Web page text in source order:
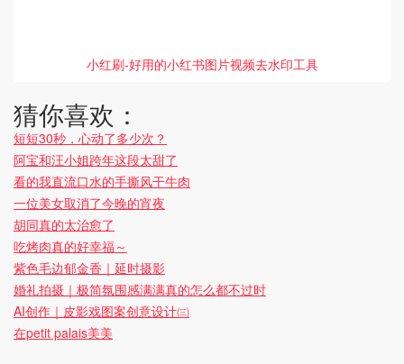
小红刷-好用的小红书图片视频去水印工具
猜你喜欢：
短短30秒，心动了多少次？
阿宝和汪小姐跨年这段太甜了
看的我直流口水的手撕风干牛肉
一位美女取消了今晚的宵夜
胡同真的太治愈了
吃烤肉真的好幸福～
紫色毛边郁金香｜延时摄影
婚礼拍摄｜极简氛围感满满真的怎么都不过时
AI创作｜皮影戏图案创意设计㈢
在petit palais美美